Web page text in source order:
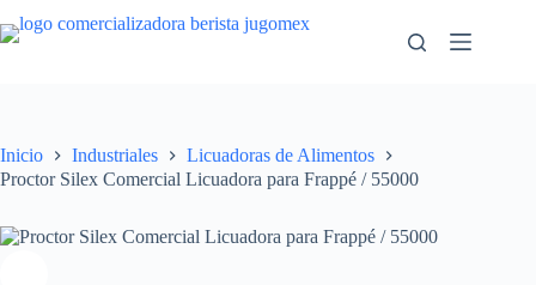
al
Inicio Industriales
Licuadoras de Alimentos
Proctor Silex Comercial Licuadora para Frappé / 55000